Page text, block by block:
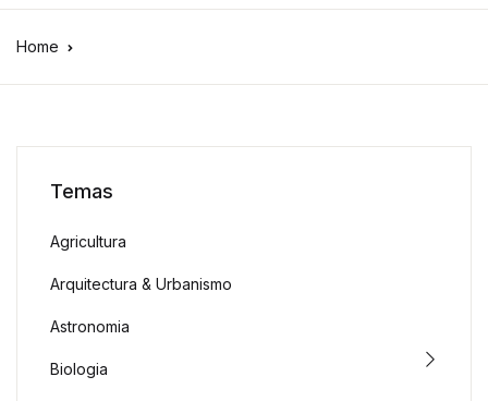
Home
Temas
Agricultura
Arquitectura & Urbanismo
Astronomia
Biologia